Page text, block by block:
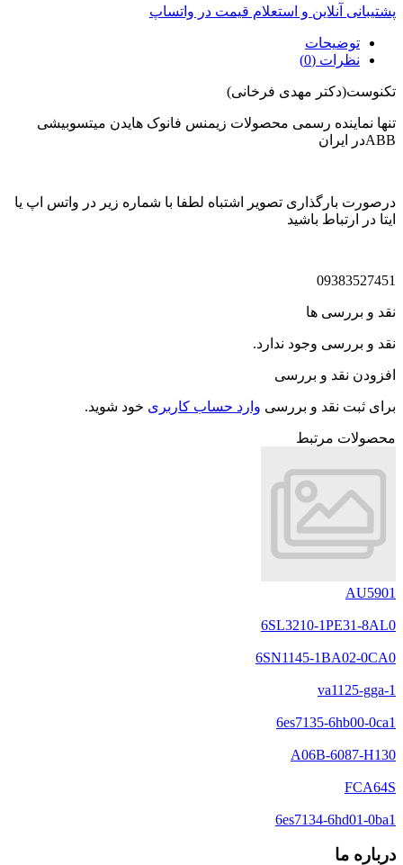
پشتیبانی آنلاین و استعلام قیمت در واتساپ
توضیحات
نظرات (0)
تکنوست(دکتر مهدی فرخانی)
تنها نماینده رسمی محصولات زیمنس فانوک هایدن میتسوبیشی
ABBدر ایران
درصورت بارگذاری تصویر اشتباه لطفا با شماره زیر در واتس اپ یا
ایتا در ارتباط باشید
09383527451
نقد و بررسی ها
نقد و بررسی وجود ندارد.
افزودن نقد و بررسی
برای ثبت نقد و بررسی وارد حساب کاربری خود شوید.
محصولات مرتبط
AU5901
6SL3210-1PE31-8AL0
6SN1145-1BA02-0CA0
va1125-gga-1
6es7135-6hb00-0ca1
A06B-6087-H130
FCA64S
6es7134-6hd01-0ba1
درباره ما